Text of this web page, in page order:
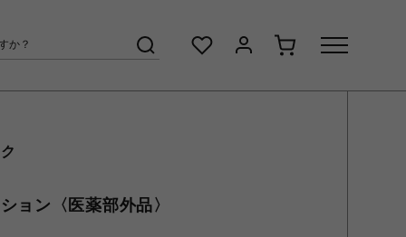
ョン〈医薬部外品〉